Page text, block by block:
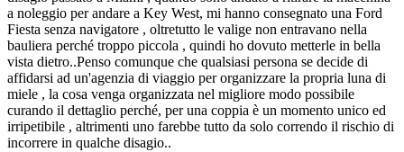
a noleggio per andare a Key West, mi hanno consegnato una Ford
Fiesta senza navigatore , oltretutto le valige non entravano nella
bauliera perché troppo piccola , quindi ho dovuto metterle in bella
vista dietro..Penso comunque che qualsiasi persona se decide di
affidarsi ad un'agenzia di viaggio per organizzare la propria luna di
miele , la cosa venga organizzata nel migliore modo possibile
curando il dettaglio perché, per una coppia è un momento unico ed
irripetibile , altrimenti uno farebbe tutto da solo correndo il rischio di
incorrere in qualche disagio..